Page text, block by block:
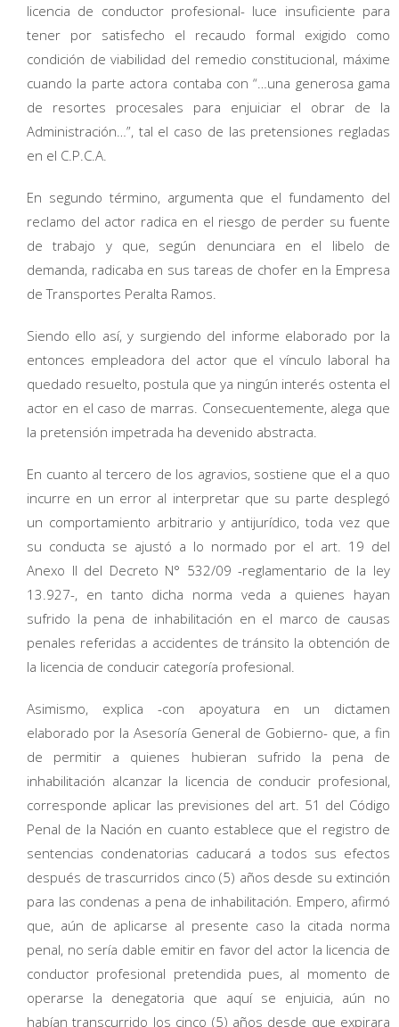
licencia de conductor profesional- luce insuficiente para
tener por satisfecho el recaudo formal exigido como
condición de viabilidad del remedio constitucional, máxime
cuando la parte actora contaba con “…una generosa gama
de resortes procesales para enjuiciar el obrar de la
Administración…”, tal el caso de las pretensiones regladas
en el C.P.C.A.
En segundo término, argumenta que el fundamento del
reclamo del actor radica en el riesgo de perder su fuente
de trabajo y que, según denunciara en el libelo de
demanda, radicaba en sus tareas de chofer en la Empresa
de Transportes Peralta Ramos.
Siendo ello así, y surgiendo del informe elaborado por la
entonces empleadora del actor que el vínculo laboral ha
quedado resuelto, postula que ya ningún interés ostenta el
actor en el caso de marras. Consecuentemente, alega que
la pretensión impetrada ha devenido abstracta.
En cuanto al tercero de los agravios, sostiene que el a quo
incurre en un error al interpretar que su parte desplegó
un comportamiento arbitrario y antijurídico, toda vez que
su conducta se ajustó a lo normado por el art. 19 del
Anexo II del Decreto N° 532/09 -reglamentario de la ley
13.927-, en tanto dicha norma veda a quienes hayan
sufrido la pena de inhabilitación en el marco de causas
penales referidas a accidentes de tránsito la obtención de
la licencia de conducir categoría profesional.
Asimismo, explica -con apoyatura en un dictamen
elaborado por la Asesoría General de Gobierno- que, a fin
de permitir a quienes hubieran sufrido la pena de
inhabilitación alcanzar la licencia de conducir profesional,
corresponde aplicar las previsiones del art. 51 del Código
Penal de la Nación en cuanto establece que el registro de
sentencias condenatorias caducará a todos sus efectos
después de trascurridos cinco (5) años desde su extinción
para las condenas a pena de inhabilitación. Empero, afirmó
que, aún de aplicarse al presente caso la citada norma
penal, no sería dable emitir en favor del actor la licencia de
conductor profesional pretendida pues, al momento de
operarse la denegatoria que aquí se enjuicia, aún no
habían transcurrido los cinco (5) años desde que expirara